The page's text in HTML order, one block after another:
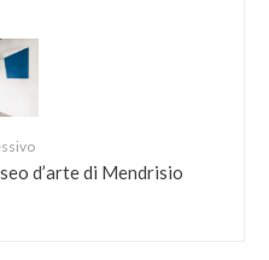
d’arte di Mendrisio